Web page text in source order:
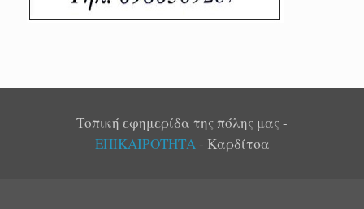
Τοπική εφημερίδα της πόλης μας -
ΕΠΙΚΑΙΡΟΤΗΤΑ- Καρδίτσα